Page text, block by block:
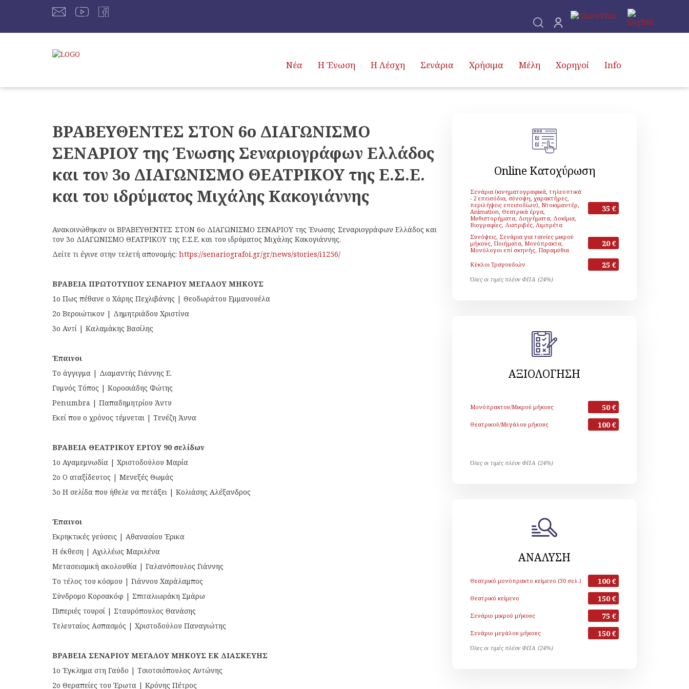
Νέα Η Ένωση Η Λέσχη Σενάρια Χρήσιμα Μέλη Χορηγοί Info
ΒΡΑΒΕΥΘΕΝΤΕΣ ΣΤΟΝ 6ο ΔΙΑΓΩΝΙΣΜΟ
ΣΕΝΑΡΙΟΥ της Ένωσης Σεναριογράφων Ελλάδος
και τον 3ο ΔΙΑΓΩΝΙΣΜΟ ΘΕΑΤΡΙΚΟΥ της Ε.Σ.Ε.
και του ιδρύματος Μιχάλης Κακογιάννης
Ανακοινώθηκαν οι ΒΡΑΒΕΥΘΕΝΤΕΣ ΣΤΟΝ 6ο ΔΙΑΓΩΝΙΣΜΟ ΣΕΝΑΡΙΟΥ της Ένωσης Σεναριογράφων Ελλάδος και
τον 3ο ΔΙΑΓΩΝΙΣΜΟ ΘΕΑΤΡΙΚΟΥ της Ε.Σ.Ε. και του ιδρύματος Μιχάλης Κακογιάννης.
Δείτε τι έγινε στην τελετή απονομής: https://senariografoi.gr/gr/news/stories/i1256/
ΒΡΑΒΕΙΑ ΠΡΩΤΟΤΥΠΟΥ ΣΕΝΑΡΙΟΥ ΜΕΓΑΛΟΥ ΜΗΚΟΥΣ
1ο Πως πέθανε ο Χάρης Πεχλιβάνης | Θεοδωράτου Εμμανουέλα
2ο Βεροιώτικον | Δημητριάδου Χριστίνα
3ο Αντί | Καλαμάκης Βασίλης
Έπαινοι
Το άγγιγμα | Διαμαντής Γιάννης Ε.
Γυμνός Τόπος | Κοροσιάδης Φώτης
Penumbra | Παπαδημητρίου Άντυ
Εκεί που ο χρόνος τέμνεται | Τενέζη Άννα
ΒΡΑΒΕΙΑ ΘΕΑΤΡΙΚΟΥ ΕΡΓΟΥ 90 σελίδων
1ο Αγαμεμνωδία | Χριστοδούλου Μαρία
2ο Ο αταξίδευτος | Μενεξές Θωμάς
3ο Η σελίδα που ήθελε να πετάξει | Κολιάσης Αλέξανδρος
Έπαινοι
Εκρηκτικές γεύσεις | Αθανασίου Έρικα
Η έκθεση | Αχιλλέως Μαριλένα
Μετασεισμική ακολουθία | Γαλανόπουλος Γιάννης
Το τέλος του κόσμου | Γιάννου Χαράλαμπος
Σύνδρομο Κορσακόφ | Σπιταλιωράκη Σμάρω
Πιπεριές τουρσί | Σταυρόπουλος Θανάσης
Τελευταίος Ασπασμός | Χριστοδούλου Παναγιώτης
ΒΡΑΒΕΙΑ ΣΕΝΑΡΙΟΥ ΜΕΓΑΛΟΥ ΜΗΚΟΥΣ ΕΚ ΔΙΑΣΚΕΥΗΣ
1ο Έγκλημα στη Γαύδο | Τσιοτσιόπουλος Αντώνης
2ο Θεραπείες του Έρωτα | Κρόνης Πέτρος
Online Κατοχύρωση
Σενάρια (κινηματογραφικά, τηλεοπτικά
- 2 επεισόδια, σύνοψη, χαρακτήρες,
περιλήψεις επεισοδίων), Ντοκιμαντέρ,
Animation, Θεατρικά έργα,
Μυθιστορήματα, Διηγήματα, Δοκίμια,
Βιογραφίες, Διατριβές, Λιμπρέτα
35 €
Συνόψεις, Σενάρια για ταινίες μικρού
μήκους, Ποιήματα, Μονόπρακτα,
Μονόλογοι επί σκηνής, Παραμύθια
20 €
Κύκλοι Τραγουδιών 25 €
Όλες οι τιμές πλέον ΦΠΑ (24%)
ΑΞΙΟΛΟΓΗΣΗ
Μονόπρακτου/Μικρού μήκους 50 €
Θεατρικού/Μεγάλου μήκους 100 €
Όλες οι τιμές πλέον ΦΠΑ (24%)
ΑΝΑΛΥΣΗ
Θεατρικό μονόπρακτο κείμενο (30 σελ.) 100 €
Θεατρικό κείμενο 150 €
Σενάριο μικρού μήκους 75 €
Σενάριο μεγάλου μήκους 150 €
Όλες οι τιμές πλέον ΦΠΑ (24%)